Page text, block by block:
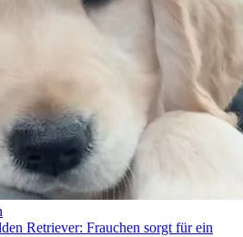
Retriever: Frauchen sorgt für ein